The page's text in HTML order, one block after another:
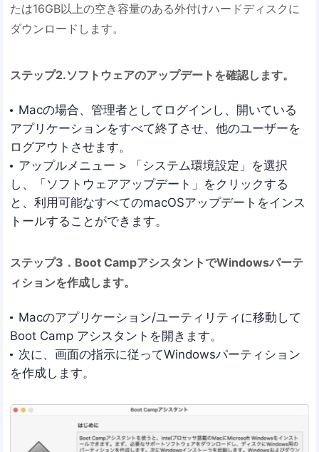
たは16GB以上の空き容量のある外付けハードディスクに
ダウンロードします。
ステップ2.ソフトウェアのアップデートを確認します。
Macの場合、管理者としてログインし、開いている
アプリケーションをすべて終了させ、他のユーザーを
ログアウトさせます。
アップルメニュー > 「システム環境設定」を選択
し、「ソフトウェアアップデート」をクリックする
と、利用可能なすべてのmacOSアップデートをインス
トールすることができます。
ステップ3．Boot CampアシスタントでWindowsパーテ
ィションを作成します。
Macのアプリケーション/ユーティリティに移動して
Boot Camp アシスタントを開きます。
次に、画面の指示に従ってWindowsパーティション
を作成します。